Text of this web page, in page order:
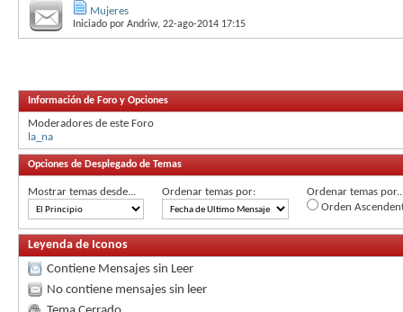
Mujeres
Iniciado por Andriw, 22-ago-2014 17:15
Información de Foro y Opciones
Moderadores de este Foro
la_na
Opciones de Desplegado de Temas
Mostrar temas desde... Ordenar temas por:
Ordenar temas
Orden
Leyenda de Iconos
Contiene Mensajes sin Leer
No contiene mensajes sin leer